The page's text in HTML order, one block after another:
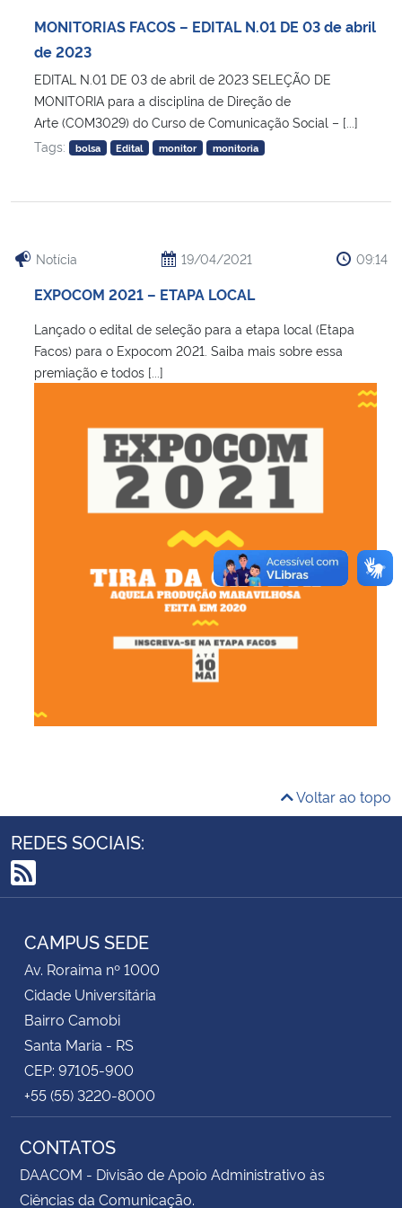
Ministério da Saúde
Ministério de Minas e Energia
Ministério da Ciência, Tecnologia, Inovações e Comunicações
Ministério do Meio Ambiente
Ministério do Turismo
Ministério do Desenvolvimento Regional
Controladoria-Geral da União
Gabinete de Segurança Institucional
Advocacia-Geral da União
Banco Central do Brasil
MONITORIAS FACOS – EDITAL N.01 DE 03 de abril
de 2023
EDITAL N.01 DE 03 de abril de 2023 SELEÇÃO DE
MONITORIA para a disciplina de Direção de
Arte (COM3029) do Curso de Comunicação Social – [...]
Tags:
bolsa Edital monitor monitoria
Notícia 19/04/2021 09:14
EXPOCOM 2021 – ETAPA LOCAL
Lançado o edital de seleção para a etapa local (Etapa
Facos) para o Expocom 2021. Saiba mais sobre essa
premiação e todos [...]
Voltar ao topo
REDES SOCIAIS:
RSS
CAMPUS SEDE
Av. Roraima nº 1000
Cidade Universitária
Bairro Camobi
Santa Maria - RS
CEP: 97105-900
+55 (55) 3220-8000
CONTATOS
DAACOM - Divisão de Apoio Administrativo às
Ciências da Comunicação.